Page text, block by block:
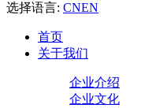
选择语言: CNEN
首页
关于我们
企业介绍
企业文化